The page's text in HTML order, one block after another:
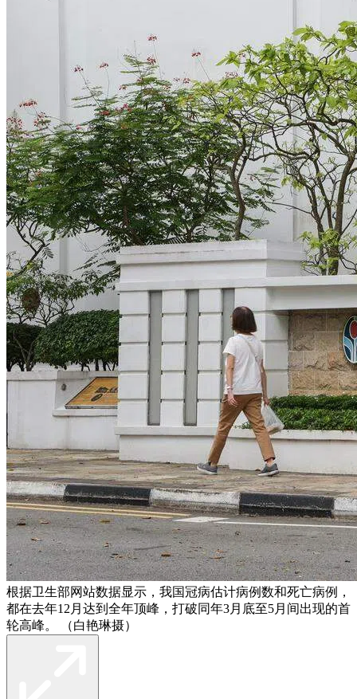
根据卫生部网站数据显示，我国冠病估计病例数和死亡病例，
都在去年12月达到全年顶峰，打破同年3月底至5月间出现的首
轮高峰。 （白艳琳摄）